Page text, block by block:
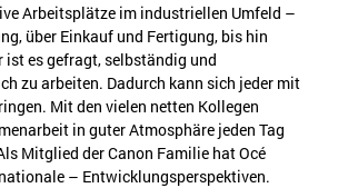
Arbeitsplätze im industriellen Umfeld –
über Einkauf und Fertigung, bis hin
ist es gefragt, selbständig und
zu arbeiten. Dadurch kann sich jeder mit
Mit den vielen netten Kollegen
in guter Atmosphäre jeden Tag
Mitglied der Canon Familie hat Océ
– Entwicklungsperspektiven.